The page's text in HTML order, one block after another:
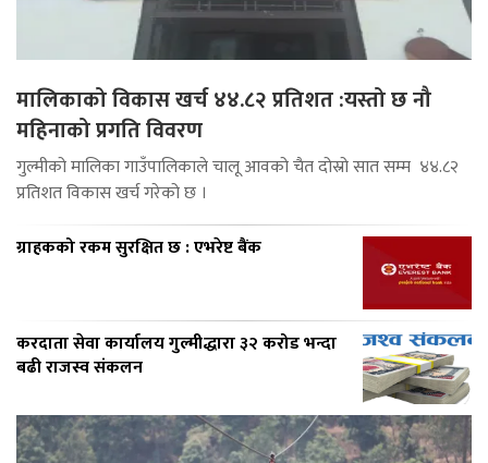
मालिकाको विकास खर्च ४४.८२ प्रतिशत :यस्तो छ नौ
महिनाको प्रगति विवरण
गुल्मीको मालिका गाउँपालिकाले चालू आवको चैत दोस्रो सात सम्म ४४.८२
प्रतिशत विकास खर्च गरेको छ ।
ग्राहकको रकम सुरक्षित छ : एभरेष्ट बैंक
करदाता सेवा कार्यालय गुल्मीद्धारा ३२ करोड भन्दा
बढी राजस्व संकलन